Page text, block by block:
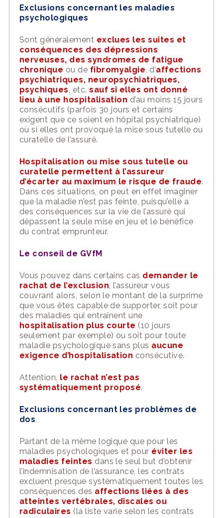
Exclusions concernant les maladies
psychologiques
Sont généralement exclues les suites et
conséquences des dépressions
nerveuses, des syndromes de fatigue
chronique ou de fibromyalgie, d’affections
psychiatriques, neuropsychiatriques,
psychiques, etc.sauf si elles ont donné
lieu à une hospitalisation d’au moins 15 jours
consécutifs (parfois 30 jours et certains
exigent que ce soient en hôpital psychiatrique)
ou si elles ont provoqué la mise sous tutelle ou
curatelle de l’assuré.
Hospitalisation ou mise sous tutelle ou
curatelle permettent à l’assureur
d’écarter au maximum le risque de fraude.
Dans ces situations, on peut en effet imaginer
que la maladie n’est pas feinte, puisqu’elle a
des conséquences sur la vie de l’assuré qui
dépassent la seule mise en jeu et le bénéfice
du contrat emprunteur.
Le conseil de GVfM
Vous pouvez dans certains cas demander le
rachat de l’exclusion, l’assureur vous
couvrant alors, selon le montant de la surprime
que vous êtes capable de supporter, soit pour
des maladies qui entraînent une
hospitalisation plus courte (10 jours
seulement par exemple) ou soit pour toute
maladie psychologique sans plus aucune
exigence d’hospitalisation consécutive.
Attention, le rachat n’est pas
systématiquement proposé.
Exclusions concernant les problèmes de
dos.
Partant de la même logique que pour les
maladies psychologiques et pour éviter les
maladies feintes dans le seul but d’obtenir
l’indemnisation de l’assurance, les contrats
excluent presque systématiquement toutes les
conséquences des affections liées à des
atteintes vertébrales, discales ou
radiculaires (la liste varie selon les contrats